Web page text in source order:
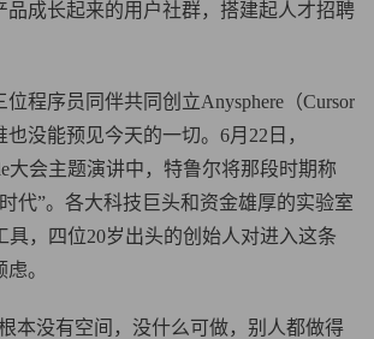
品成长起来的用户社群，搭建起人才招聘
位程序员同伴共同创立Anysphere（Cursor
没能预见今天的一切。6月22日，
大会主题演讲中，特鲁尔将那段时期称
代”。各大科技巨头和资金雄厚的实验室
具，四位20岁出头的创始人对进入这条
。
本没有空间，没什么可做，别人都做得